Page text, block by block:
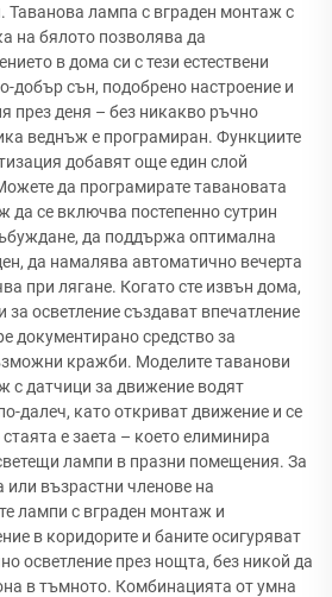
Таванова лампа с вграден монтаж с
на бялото позволява да
в дома си с тези естествени
добър сън, подобрено настроение и
през деня – без никакво ръчно
веднъж е програмиран. Функциите
добавят още един слой
да програмирате тавановата
да се включва постепенно сутрин
да поддържа оптимална
да намалява автоматично вечерта
при лягане. Когато сте извън дома,
осветление създават впечатление
документирано средство за
кражби. Моделите таванови
с датчици за движение водят
далеч, като откриват движение и се
е заета – което елиминира
лампи в празни помещения. За
или възрастни членове на
лампи с вграден монтаж и
в коридорите и баните осигуряват
осветление през нощта, без никой да
в тъмното. Комбинацията от умна